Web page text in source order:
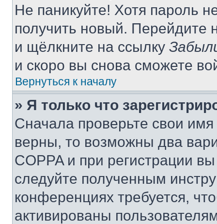
Не паникуйте! Хотя пароль
получить новый. Перейдите
и щёлкните на ссылку
и скоро вы снова сможете
Вернуться к началу
» Я только что
Сначала проверьте свои
верны, то возможны два
COPPA и при регистрации
следуйте полученным
конференциях требуется,
активированы